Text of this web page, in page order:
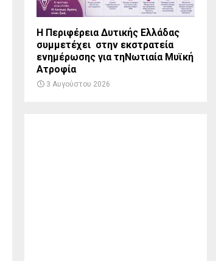
Η Περιφέρεια Δυτικής Ελλάδας
συμμετέχει στην εκστρατεία
ενημέρωσης για τηΝωτιαία Μυϊκή
Ατροφία
3 Αυγούστου 2026